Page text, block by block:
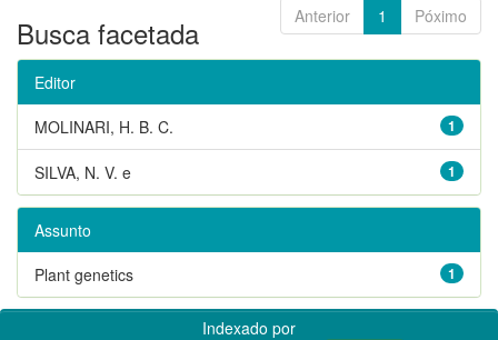
Anterior 1 Póximo
Busca facetada
Editor
1
MOLINARI, H. B. C.
1
SILVA, N. V. e
Assunto
1
Plant genetics
Indexado por